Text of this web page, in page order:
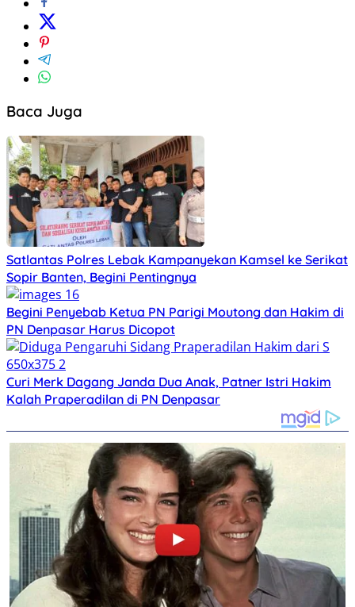
Baca Juga
Satlantas Polres Lebak Kampanyekan Kamsel ke Serikat
Sopir Banten, Begini Pentingnya
Begini Penyebab Ketua PN Parigi Moutong dan Hakim di
PN Denpasar Harus Dicopot
Curi Merk Dagang Janda Dua Anak, Patner Istri Hakim
Kalah Praperadilan di PN Denpasar